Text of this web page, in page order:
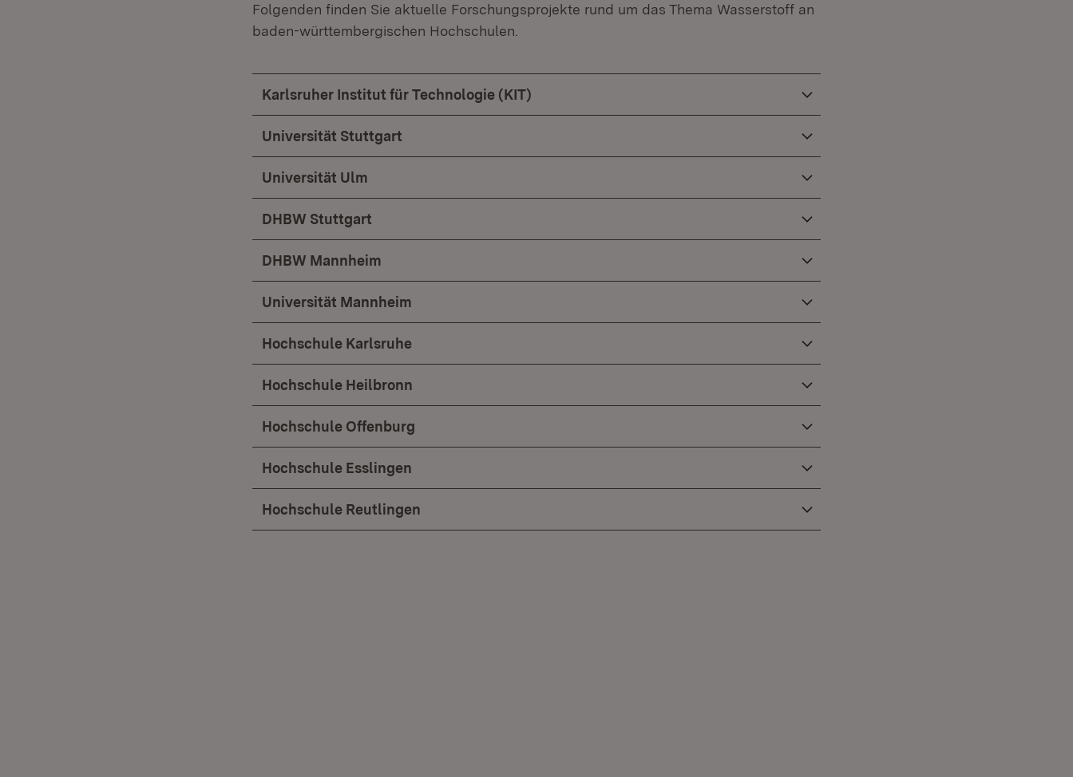
Folgenden finden Sie aktuelle Forschungsprojekte rund um das Thema Wasserstoff an
baden-württembergischen Hochschulen.
Karlsruher Institut für Technologie (KIT)
Universität Stuttgart
Universität Ulm
DHBW Stuttgart
DHBW Mannheim
Universität Mannheim
Hochschule Karlsruhe
Hochschule Heilbronn
Hochschule Offenburg
Hochschule Esslingen
Hochschule Reutlingen